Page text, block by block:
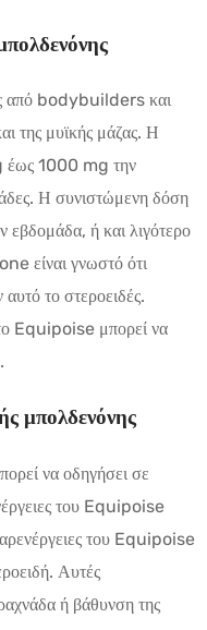
από bodybuilders και
της μυϊκής μάζας. Η
έως 1000 mg την
Η συνιστώμενη δόση
ή και λιγότερο
είναι γνωστό ότι
το στεροειδές.
Equipoise μπορεί να
μπολδενόνης
να οδηγήσει σε
του Equipoise
του Equipoise
Αυτές
ή βάθυνση της